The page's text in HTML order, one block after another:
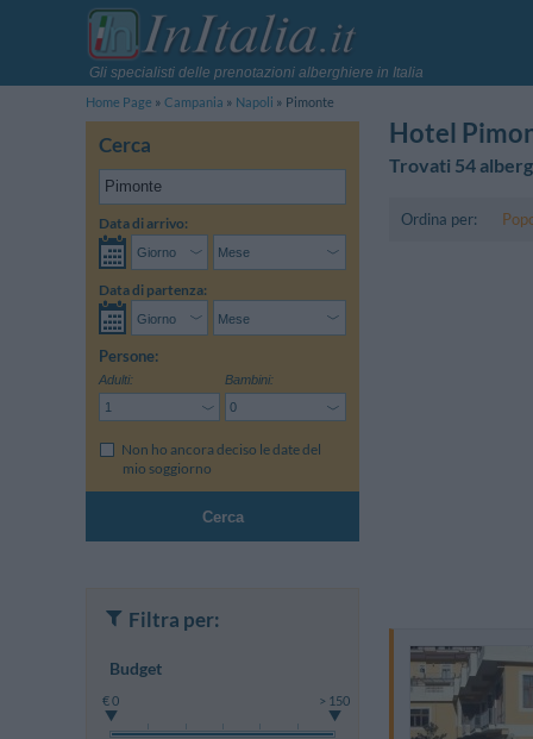
Gli specialisti delle prenotazioni alberghiere in Italia
Home Page
Campania Napoli Pimonte
Cerca
Data di arrivo:
Data di partenza:
Persone:
Adulti: Bambini:
Non ho ancora deciso le date del
mio soggiorno
Cerca
Hotel
Trovati 54
Ordina per:
Filtra per:
Budget
€ 0 > 150